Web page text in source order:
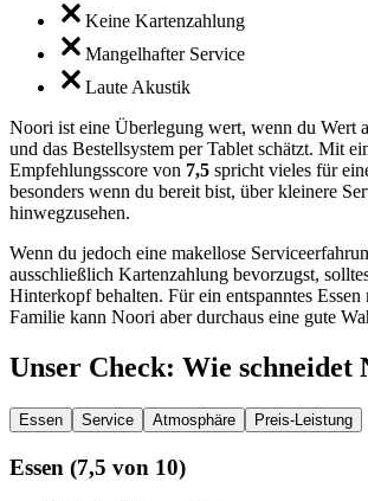
Keine Kartenzahlung
Mangelhafter Service
Laute Akustik
Noori ist eine Überlegung wert, wenn du Wert
und das Bestellsystem per Tablet schätzt. Mit
Empfehlungsscore von 7,5 spricht vieles für
besonders wenn du bereit bist, über kleinere
hinwegzusehen.
Wenn du jedoch eine makellose
ausschließlich Kartenzahlung bevorzugst,
Hinterkopf behalten. Für ein entspanntes
Familie kann Noori aber durchaus eine gute
Unser Check: Wie schneidet
Essen Service Atmosphäre Preis-Leistung
Essen (7,5 von 10)